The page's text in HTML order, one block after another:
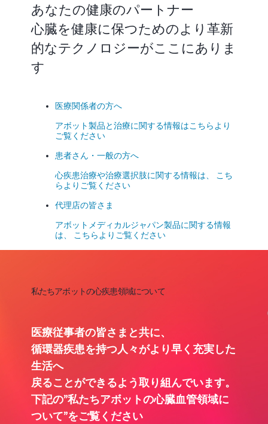
あなたの健康のパートナー
心臓を健康に保つためのより革新
的なテクノロジーがここにありま
す
医療関係者の方へ
アボット製品と治療に関する情報はこちらより
ご覧ください
患者さん・一般の方へ
心疾患治療や治療選択肢に関する情報は、 こち
らよりご覧ください
代理店の皆さま
アボットメディカルジャパン製品に関する情報
は、 こちらよりご覧ください
私たちアボットの心疾患領域について
医療従事者の皆さまと共に、
循環器疾患を持つ人々がより早く充実した
生活へ
戻ることができるよう取り組んでいます。
下記の”私たちアボットの心臓血管領域に
ついて”をご覧ください